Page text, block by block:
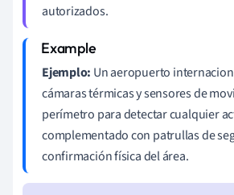
autorizados.
Ejemplo: Un aeropuerto
cámaras térmicas y sensores de
perímetro para detectar cualquier
complementado con patrullas de
confirmación física del área.